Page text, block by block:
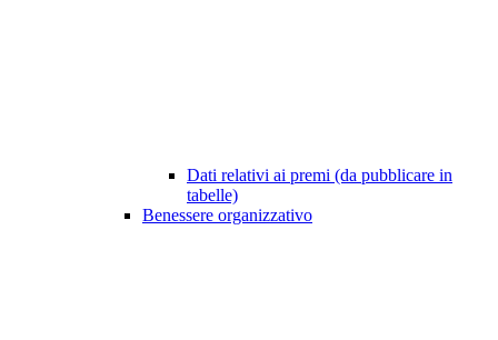
Dati relativi ai premi (da pubblicare in
tabelle)
Benessere organizzativo